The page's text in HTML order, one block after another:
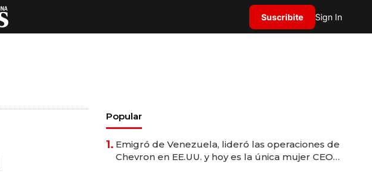
Suscribite Sign In
Popular
1. Emigró de Venezuela, lideró las operaciones de
Chevron en EE.UU. y hoy es la única mujer CEO